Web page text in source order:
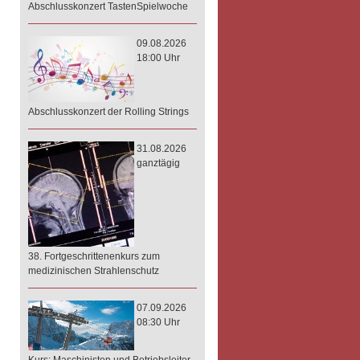
Abschlusskonzert TastenSpielwoche
09.08.2026
18:00 Uhr
Abschlusskonzert der Rolling Strings
31.08.2026
ganztägig
38. Fortgeschrittenenkurs zum
medizinischen Strahlenschutz
07.09.2026
08:30 Uhr